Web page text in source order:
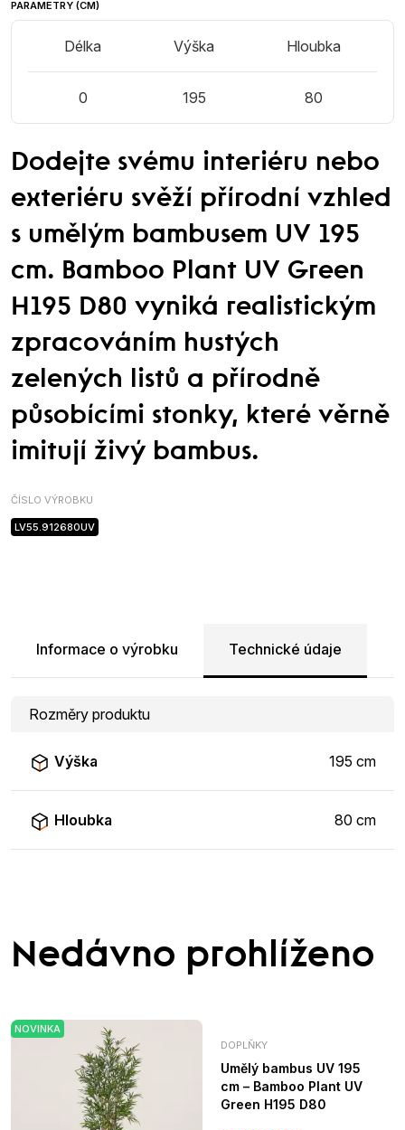
PARAMETRY (CM)
Délka
0
Výška
195
Hloubka
80
Dodejte svému interiéru nebo
exteriéru svěží přírodní vzhled
s umělým bambusem UV 195
cm. Bamboo Plant UV Green
H195 D80 vyniká realistickým
zpracováním hustých
zelených listů a přírodně
působícími stonky, které věrně
imitují živý bambus.
ČÍSLO VÝROBKU
LV55.912680UV
Informace o výrobku Technické údaje
Rozměry produktu
Výška 195 cm
Hloubka 80 cm
Nedávno prohlíženo
NOVINKA
DOPLŇKY
Umělý bambus UV 195
cm – Bamboo Plant UV
Green H195 D80